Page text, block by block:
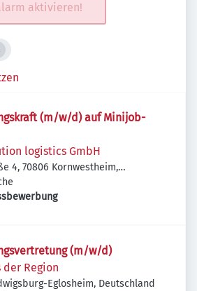
aktivieren!
(m/w/d) auf Minijob-
logistics GmbH
4, 70806 Kornwestheim,
(m/w/d)
der Region
Eglosheim, Deutschland